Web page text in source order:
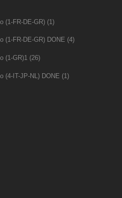
(1-FR-DE-GR)(1)
(1-FR-DE-GR) DONE (4)
(1-GR)1(26)
(4-IT-JP-NL) DONE (1)